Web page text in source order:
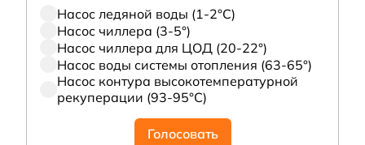
Насос ледяной воды (1-2°С)
Насос чиллера (3-5°)
Насос чиллера для ЦОД (20-22°)
Насос воды системы отопления (63-65°)
Насос контура высокотемпературной
рекуперации (93-95°С)
Голосовать